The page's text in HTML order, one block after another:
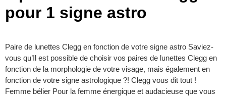
pour 1 signe astro
Paire de lunettes Clegg en fonction de votre signe astro Saviez-
vous qu’Il est possible de choisir vos paires de lunettes Clegg en
fonction de la morphologie de votre visage, mais également en
fonction de votre signe astrologique ?! Clegg vous dit tout !
Femme bélier Pour la femme énergique et audacieuse que vous